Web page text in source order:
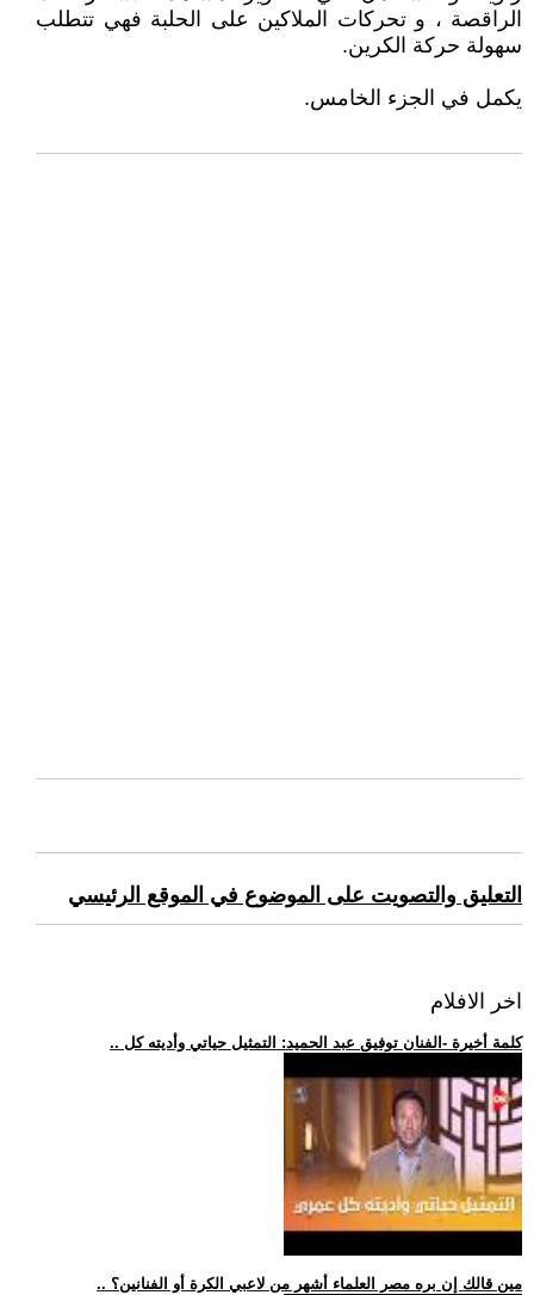
الراقصة ، و تحركات الملاكين على الحلبة فهي تتطلب
سهولة حركة الكرين.
يكمل في الجزء الخامس.
التعليق والتصويت على الموضوع في الموقع الرئيسي
اخر الافلام
.. كلمة أخيرة -الفنان توفيق عبد الحميد: التمثيل حياتي وأديته كل
.. مين قالك إن بره مصر العلماء أشهر من لاعبي الكرة أو الفنانين؟